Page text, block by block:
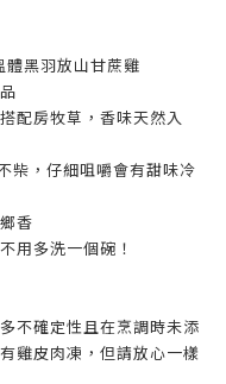
黑羽放山甘蔗雞
配房牧草，香味天然入
柴，仔細咀嚼會有甜味冷
香
用多洗一個碗！
不確定性且在烹調時未添
雞皮肉凍，但請放心一樣